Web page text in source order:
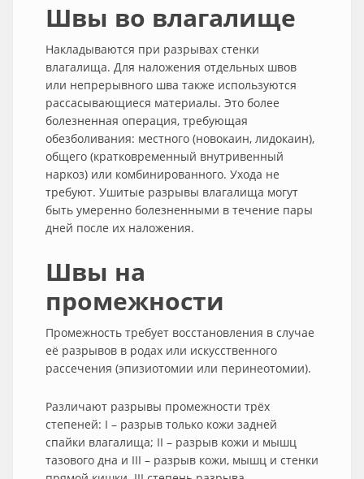
Швы во влагалище
Накладываются при разрывах стенки
влагалища. Для наложения отдельных швов
или непрерывного шва также используются
рассасывающиеся материалы. Это более
болезненная операция, требующая
обезболивания: местного (новокаин, лидокаин),
общего (кратковременный внутривенный
наркоз) или комбинированного. Ухода не
требуют. Ушитые разрывы влагалища могут
быть умеренно болезненными в течение пары
дней после их наложения.
Швы на
промежности
Промежность требует восстановления в случае
её разрывов в родах или искусственного
рассечения (эпизиотомии или перинеотомии).
Различают разрывы промежности трёх
степеней: I – разрыв только кожи задней
спайки влагалища; II – разрыв кожи и мышц
тазового дна и III – разрыв кожи, мышц и стенки